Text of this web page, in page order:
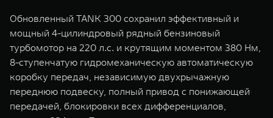
Обновленный TANK 300 сохранил эффективный и
мощный 4-цилиндровый рядный бензиновый
турбомотор на 220 л.с. и крутящим моментом 380 Нм,
8-ступенчатую гидромеханическую автоматическую
коробку передач, независимую двухрычажную
переднюю подвеску, полный привод с понижающей
передачей, блокировки всех дифференциалов,